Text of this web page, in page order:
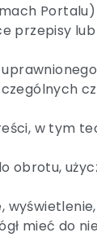
Portalu)
przepisy
w tym
obrotu,
wyświetlenie,
mieć do